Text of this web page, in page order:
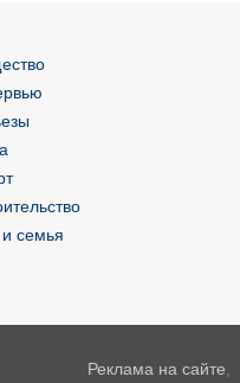
семья
Реклама на сайте